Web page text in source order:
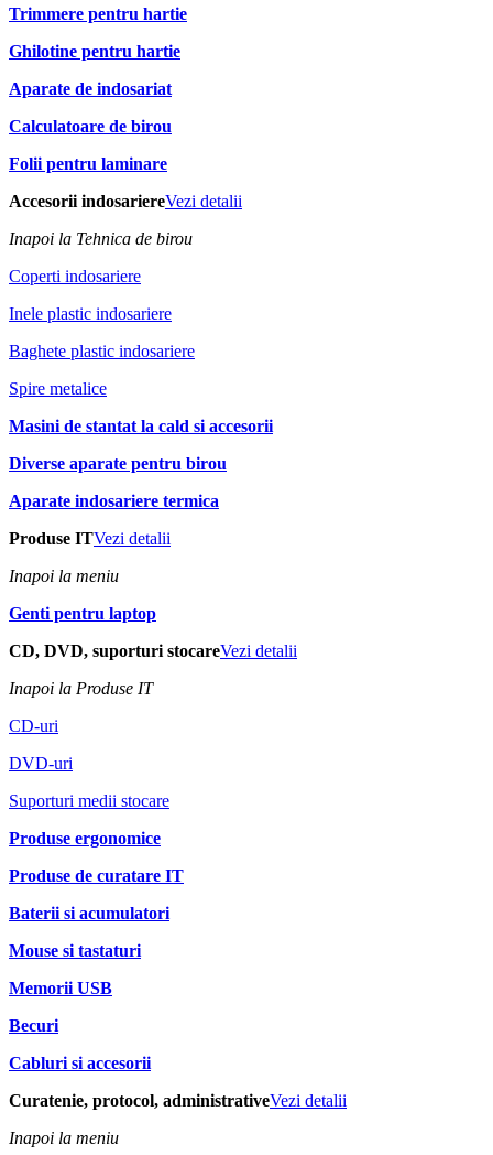
Trimmere pentru hartie
Ghilotine pentru hartie
Aparate de indosariat
Calculatoare de birou
Folii pentru laminare
Accesorii indosariereVezi detalii
Inapoi la Tehnica de birou
Coperti indosariere
Inele plastic indosariere
Baghete plastic indosariere
Spire metalice
Masini de stantat la cald si accesorii
Diverse aparate pentru birou
Aparate indosariere termica
Produse ITVezi detalii
Inapoi la meniu
Genti pentru laptop
CD, DVD, suporturi stocareVezi detalii
Inapoi la Produse IT
CD-uri
DVD-uri
Suporturi medii stocare
Produse ergonomice
Produse de curatare IT
Baterii si acumulatori
Mouse si tastaturi
Memorii USB
Becuri
Cabluri si accesorii
Curatenie, protocol, administrativeVezi detalii
Inapoi la meniu